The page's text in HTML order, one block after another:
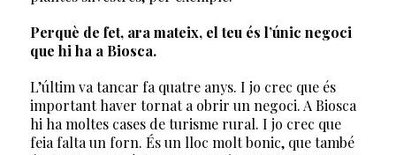
Perquè de fet, ara mateix, el teu és l’únic negoci
que hi ha a Biosca.
L’últim va tancar fa quatre anys. I jo crec que és
important haver tornat a obrir un negoci. A Biosca
hi ha moltes cases de turisme rural. I jo crec que
feia falta un forn. És un lloc molt bonic, que també